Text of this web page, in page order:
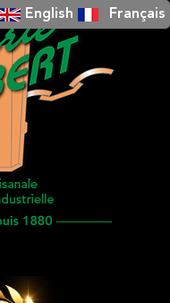
English Français